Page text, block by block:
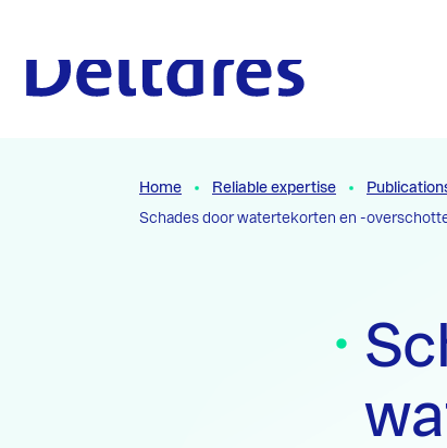
Home Reliable expertise
Schades door watertekorten en -